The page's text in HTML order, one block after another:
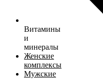
Витамины
и
минералы
Женские
комплексы
Мужские